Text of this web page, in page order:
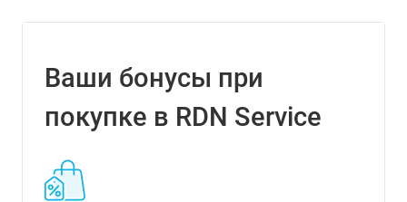
Ваши бонусы при
покупке в RDN Service